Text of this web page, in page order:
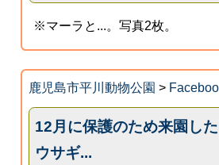
※マーラと...。写真2枚。
鹿児島市平川動物公園 >
12月に保護のため来園し
ウサギ...